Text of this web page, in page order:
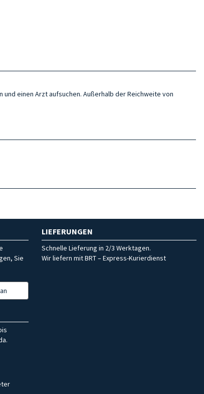
einen Arzt aufsuchen. Außerhalb der Reichweite von
Sie
LIEFERUNGEN
Schnelle Lieferung in 2/3 Werktagen.
Wir liefern mit BRT – Express-Kurierdienst